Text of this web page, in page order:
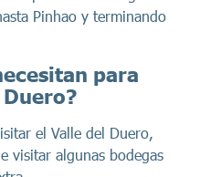
Pinhao y terminando
para
el Valle del Duero,
visitar algunas bodegas